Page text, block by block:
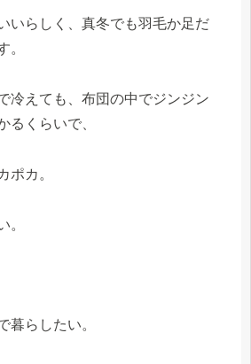
いらしく、真冬でも羽毛か足だ
。
冷えても、布団の中でジンジン
るくらいで、
ポカ。
。
暮らしたい。